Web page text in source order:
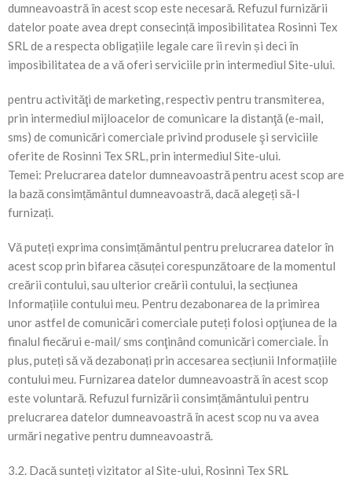
dumneavoastră în acest scop este necesară. Refuzul furnizării
datelor poate avea drept consecință imposibilitatea Rosinni Tex
SRL de a respecta obligațiile legale care îi revin și deci în
imposibilitatea de a vă oferi serviciile prin intermediul Site-ului.
pentru activităţi de marketing, respectiv pentru transmiterea,
prin intermediul mijloacelor de comunicare la distanţă (e-mail,
sms) de comunicări comerciale privind produsele şi serviciile
oferite de Rosinni Tex SRL, prin intermediul Site-ului.
Temei: Prelucrarea datelor dumneavoastră pentru acest scop are
la bază consimțământul dumneavoastră, dacă alegeți să-l
furnizați.
Vă puteți exprima consimțământul pentru prelucrarea datelor în
acest scop prin bifarea căsuței corespunzătoare de la momentul
creării contului, sau ulterior creării contului, la secțiunea
Informațiile contului meu. Pentru dezabonarea de la primirea
unor astfel de comunicări comerciale puteți folosi opţiunea de la
finalul fiecărui e-mail/ sms conţinând comunicări comerciale. În
plus, puteți să vă dezabonați prin accesarea secțiunii Informațiile
contului meu. Furnizarea datelor dumneavoastră în acest scop
este voluntară. Refuzul furnizării consimțământului pentru
prelucrarea datelor dumneavoastră în acest scop nu va avea
urmări negative pentru dumneavoastră.
3.2. Dacă sunteți vizitator al Site-ului, Rosinni Tex SRL